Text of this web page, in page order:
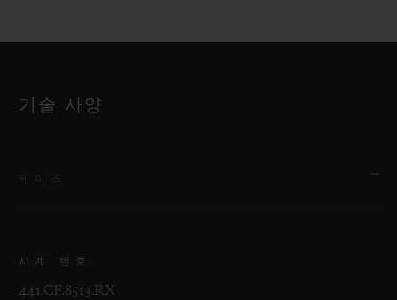
기술 사양
시계 번호
441.CF.8513.RX